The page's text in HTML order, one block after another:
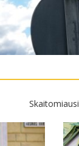
Skaitomiausi